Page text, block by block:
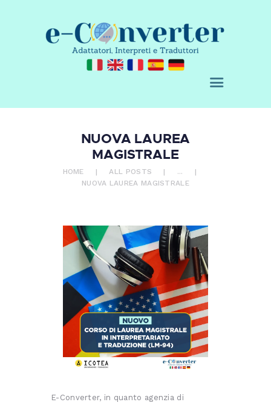
NUOVA LAUREA
MAGISTRALE
HOME ALL POSTS
...
NUOVA LAUREA MAGISTRALE
E-CONVERTER - AGENZIA DI
TRADUZIONE
Adattatori, Interpreti e Traduttori
SERVIZI
ACQUISTA
BLOG
€ 0,00
E-Converter, in quanto agenzia di